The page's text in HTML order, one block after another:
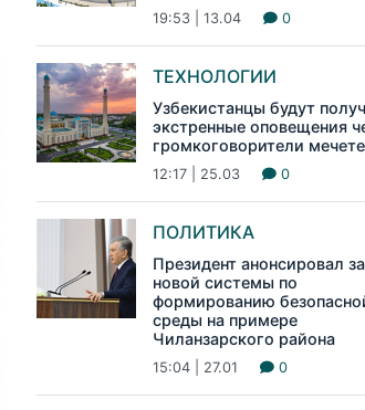
19:53 | 13.04 0
ТЕХНОЛОГИИ
Узбекистанцы будут
экстренные оповещения
громкоговорители
12:17 | 25.03 0
ПОЛИТИКА
Президент анонсировал
новой системы по
формированию
среды на примере
Чиланзарского района
15:04 | 27.01 0